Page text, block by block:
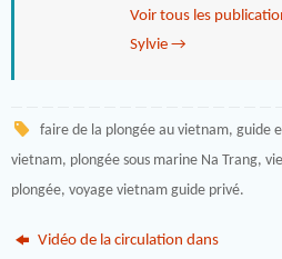
Voir tous les
Sylvie →
faire de la plongée au vietnam, guide
vietnam, plongée sous marine Na Trang,
plongée, voyage vietnam guide privé.
Vidéo de la circulation dans